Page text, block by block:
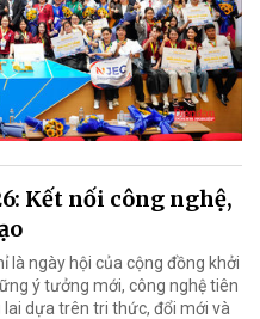
Kết nối công nghệ,
là ngày hội của cộng đồng khởi
ý tưởng mới, công nghệ tiên
dựa trên tri thức, đổi mới và